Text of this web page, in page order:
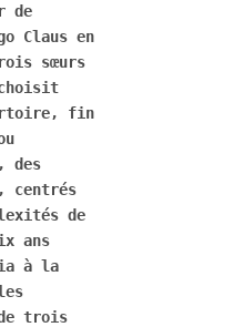
de
Claus en
sœurs
choisit
fin
des
centrés
de
ans
à la
trois